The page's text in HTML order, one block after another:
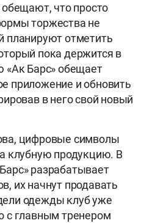
что просто
торжества не
планируют отметить
пока держится в
«Ак Барс» обещает
приложение и обновить
в него свой новый
цифровые символы
клубную продукцию. В
разрабатывает
их начнут продавать
одежды клуб уже
с главным тренером